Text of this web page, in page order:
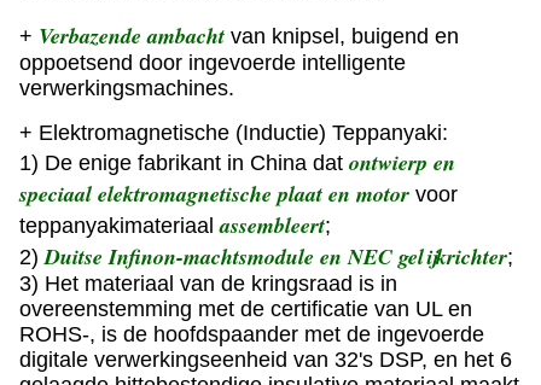
+ Verbazende ambacht van knipsel, buigend en
oppoetsend door ingevoerde intelligente
verwerkingsmachines.
+ Elektromagnetische (Inductie) Teppanyaki:
1) De enige fabrikant in China dat ontwierp en
speciaal elektromagnetische plaat en motor voor
teppanyakimateriaalassembleert;
2)Duitse Infinon-machtsmodule en NEC gelijkrichter;
3) Het materiaal van de kringsraad is in
overeenstemming met de certificatie van UL en
ROHS-, is de hoofdspaander met de ingevoerde
digitale verwerkingseenheid van 32's DSP, en het 6